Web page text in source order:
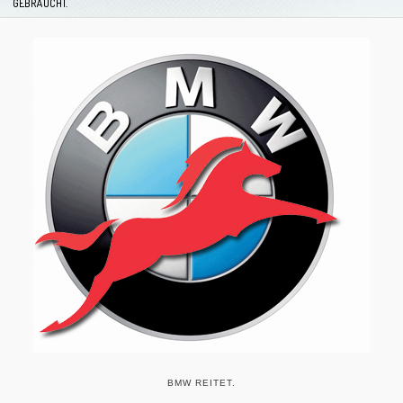
GEBRAUCHT.
BMW REITET.